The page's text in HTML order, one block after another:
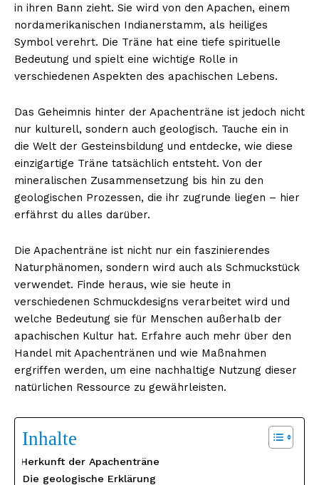
in ihren Bann zieht. Sie wird von den Apachen, einem
nordamerikanischen Indianerstamm, als heiliges
Symbol verehrt. Die Träne hat eine tiefe spirituelle
Bedeutung und spielt eine wichtige Rolle in
verschiedenen Aspekten des apachischen Lebens.
Das Geheimnis hinter der Apachenträne ist jedoch nicht
nur kulturell, sondern auch geologisch. Tauche ein in
die Welt der Gesteinsbildung und entdecke, wie diese
einzigartige Träne tatsächlich entsteht. Von der
mineralischen Zusammensetzung bis hin zu den
geologischen Prozessen, die ihr zugrunde liegen – hier
erfährst du alles darüber.
Die Apachenträne ist nicht nur ein faszinierendes
Naturphänomen, sondern wird auch als Schmuckstück
verwendet. Finde heraus, wie sie heute in
verschiedenen Schmuckdesigns verarbeitet wird und
welche Bedeutung sie für Menschen außerhalb der
apachischen Kultur hat. Erfahre auch mehr über den
Handel mit Apachentränen und wie Maßnahmen
ergriffen werden, um eine nachhaltige Nutzung dieser
natürlichen Ressource zu gewährleisten.
Inhalte
Herkunft der Apachenträne
Die geologische Erklärung